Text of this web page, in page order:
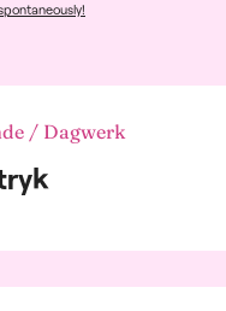
/ Dagwerk